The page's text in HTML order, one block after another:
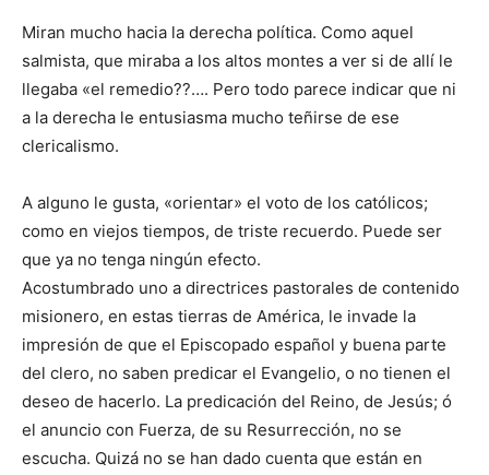
Miran mucho hacia la derecha política. Como aquel
salmista, que miraba a los altos montes a ver si de allí le
llegaba «el remedio??…. Pero todo parece indicar que ni
a la derecha le entusiasma mucho teñirse de ese
clericalismo.
A alguno le gusta, «orientar» el voto de los católicos;
como en viejos tiempos, de triste recuerdo. Puede ser
que ya no tenga ningún efecto.
Acostumbrado uno a directrices pastorales de contenido
misionero, en estas tierras de América, le invade la
impresión de que el Episcopado español y buena parte
del clero, no saben predicar el Evangelio, o no tienen el
deseo de hacerlo. La predicación del Reino, de Jesús; ó
el anuncio con Fuerza, de su Resurrección, no se
escucha. Quizá no se han dado cuenta que están en